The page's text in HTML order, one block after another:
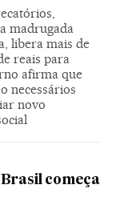
madrugada
libera mais de
reais para
afirma que
necessários
novo
começa